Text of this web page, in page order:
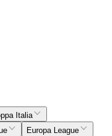
Italia
Europa League